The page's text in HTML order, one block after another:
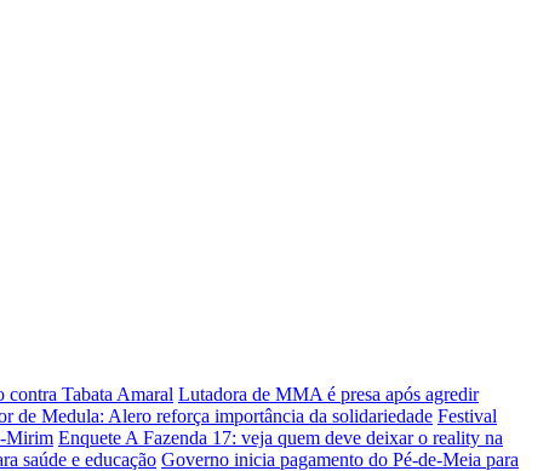
contra Tabata Amaral Lutadora de MMA é presa após agredir
de Medula: Alero reforça importância da solidariedade Festival
Mirim Enquete A Fazenda 17: veja quem deve deixar o reality na
saúde e educação Governo inicia pagamento do Pé-de-Meia para